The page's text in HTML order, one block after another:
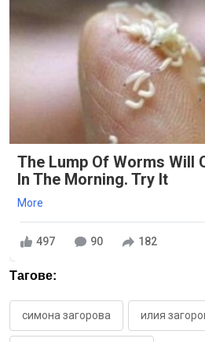
The Lump Of Worms Will
In The Morning. Try It
More
497 90 182
Тагове:
симона загорова илия